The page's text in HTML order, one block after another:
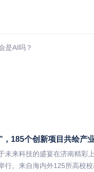
是AI吗？
185个创新项目共绘产
未来科技的盛宴在济南精彩
行。来自海内外125所高校